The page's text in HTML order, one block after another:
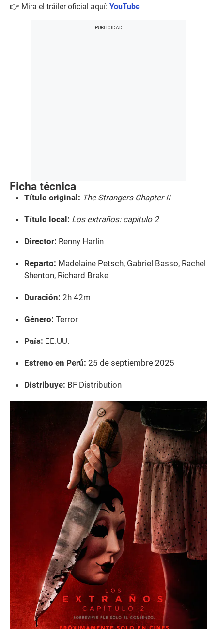
👉 Mira el tráiler oficial aquí: YouTube
Ficha técnica
Título original: The Strangers Chapter II
Título local: Los extraños: capítulo 2
Director: Renny Harlin
Reparto: Madelaine Petsch, Gabriel Basso, Rachel
Shenton, Richard Brake
Duración: 2h 42m
Género: Terror
País: EE.UU.
Estreno en Perú: 25 de septiembre 2025
Distribuye: BF Distribution